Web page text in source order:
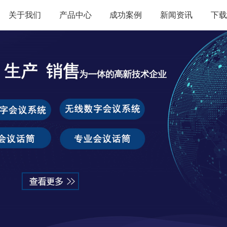
关于我们 产品中心 成功案例 新闻资讯 下